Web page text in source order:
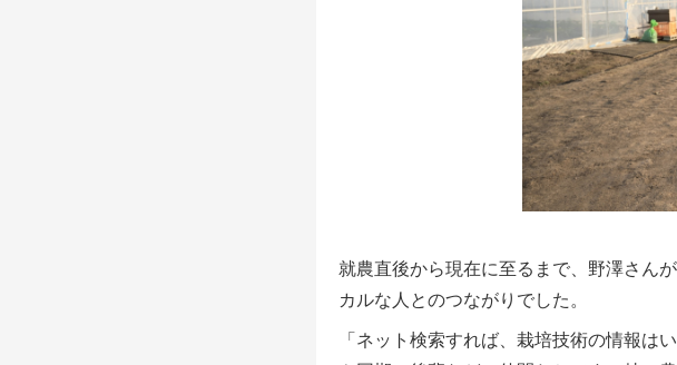
就農直後から現在に至るまで、野澤さん
カルな人とのつながりでした。
「ネット検索すれば、栽培技術の情報は